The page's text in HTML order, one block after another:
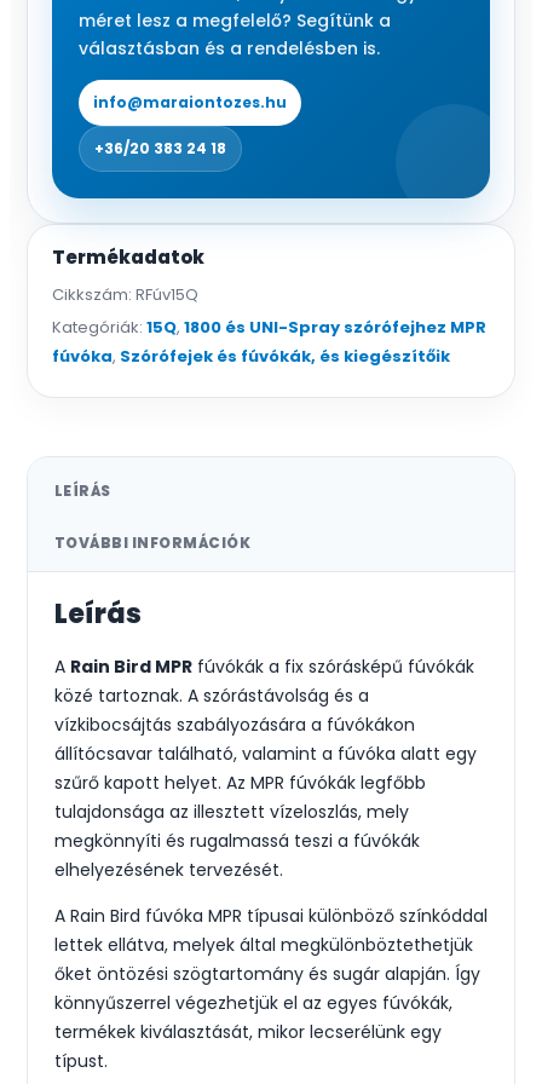
méret lesz a megfelelő? Segítünk a
választásban és a rendelésben is.
info@maraiontozes.hu
+36/20 383 24 18
Termékadatok
Cikkszám: RFúv15Q
Kategóriák: 15Q, 1800 és UNI-Spray szórófejhez MPR
fúvóka, Szórófejek és fúvókák, és kiegészítőik
LEÍRÁS
TOVÁBBI INFORMÁCIÓK
Leírás
A Rain Bird MPR fúvókák a fix szórásképű fúvókák
közé tartoznak. A szórástávolság és a
vízkibocsájtás szabályozására a fúvókákon
állítócsavar található, valamint a fúvóka alatt egy
szűrő kapott helyet. Az MPR fúvókák legfőbb
tulajdonsága az illesztett vízeloszlás, mely
megkönnyíti és rugalmassá teszi a fúvókák
elhelyezésének tervezését.
A Rain Bird fúvóka MPR típusai különböző színkóddal
lettek ellátva, melyek által megkülönböztethetjük
őket öntözési szögtartomány és sugár alapján. Így
könnyűszerrel végezhetjük el az egyes fúvókák,
termékek kiválasztását, mikor lecserélünk egy
típust.